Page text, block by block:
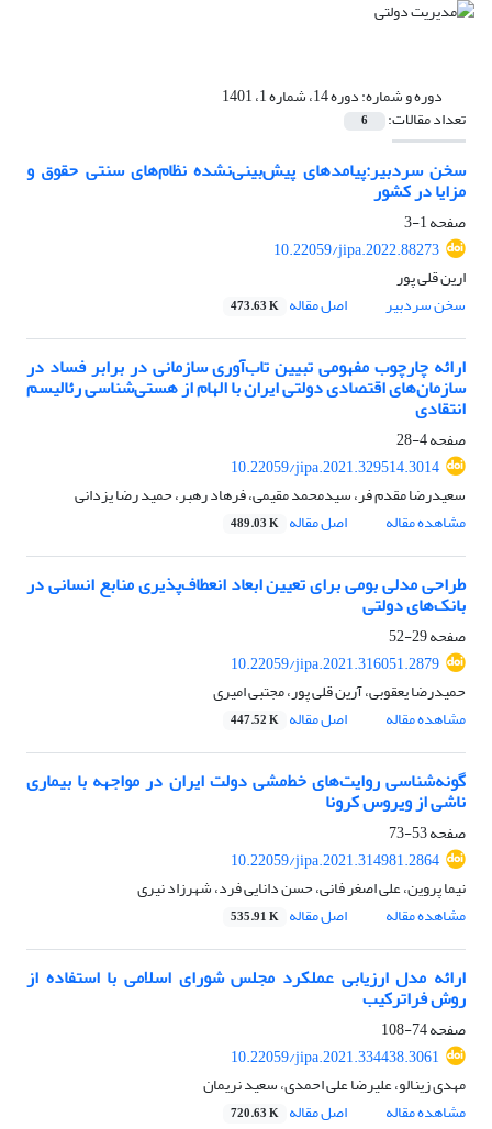
دوره و شماره:دوره 14، شماره 1، 1401
تعداد مقالات: 6
سخن سردبیر:پیامدهای پیش‌بینی‌نشده نظام‌های سنتی حقوق و
مزایا در کشور
صفحه1-3
10.22059/jipa.2022.88273
ارین قلی پور
سخن سردبیر
اصل مقاله 473.63 K
ارائه چارچوب مفهومی تبیین تاب‌آوری سازمانی در برابر فساد در
سازمان‌های اقتصادی دولتی ایران با الهام از هستی‌شناسی رئالیسم
انتقادی
صفحه4-28
10.22059/jipa.2021.329514.3014
سعیدرضا مقدم فر، سیدمحمد مقیمی، فرهاد رهبر، حمید رضا یزدانی
مشاهده مقاله
اصل مقاله 489.03 K
طراحی مدلی بومی برای تعیین ابعاد انعطاف‌پذیری منابع انسانی در
بانک‏‌های دولتی
صفحه29-52
10.22059/jipa.2021.316051.2879
حمیدرضا یعقوبی، آرین قلی پور، مجتبی امیری
مشاهده مقاله
اصل مقاله 447.52 K
گونه‌شناسی روایت‌های خط‌مشی دولت ایران در مواجهه با بیماری
ناشی از ویروس کرونا
صفحه53-73
10.22059/jipa.2021.314981.2864
نیما پروین، علی اصغر فانی، حسن دانایی فرد، شهرزاد نیری
مشاهده مقاله
اصل مقاله 535.91 K
ارائه مدل ارزیابی عملکرد مجلس شورای اسلامی با استفاده از
روش فراترکیب
صفحه74-108
10.22059/jipa.2021.334438.3061
مهدی زینالو، علیرضا علی احمدی، سعید نریمان
مشاهده مقاله
اصل مقاله 720.63 K